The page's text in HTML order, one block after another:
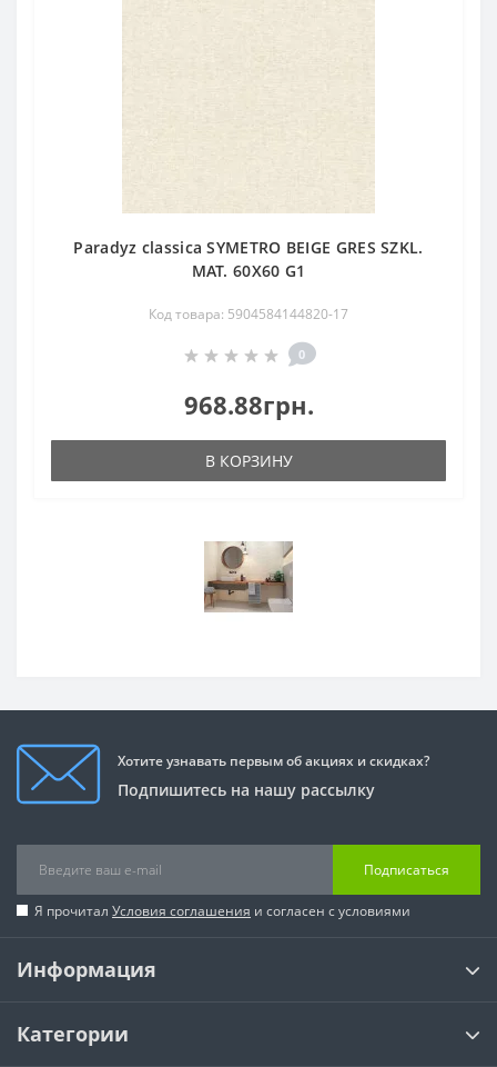
Paradyz classica SYMETRO BEIGE GRES SZKL.
MAT. 60X60 G1
Код товара: 5904584144820-17
0
968.88грн.
В КОРЗИНУ
Хотите узнавать первым об акциях и скидках?
Подпишитесь на нашу рассылку
Подписаться
Я прочитал Условия соглашения и согласен с условиями
Информация
Категории